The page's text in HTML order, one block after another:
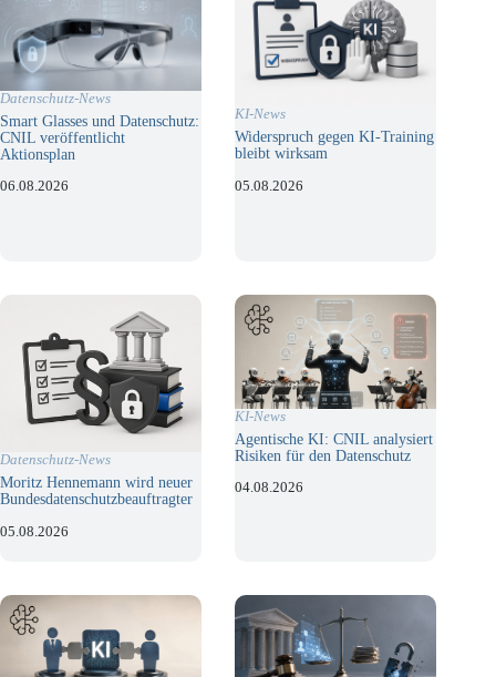
Datenschutz-News
Smart Glasses und Datenschutz:
CNIL veröffentlicht
Aktionsplan
06.08.2026
KI-News
Widerspruch gegen KI-Training
bleibt wirksam
05.08.2026
Datenschutz-News
Moritz Hennemann wird neuer
Bundesdatenschutzbeauftragter
05.08.2026
KI-News
Agentische KI: CNIL analysiert
Risiken für den Datenschutz
04.08.2026